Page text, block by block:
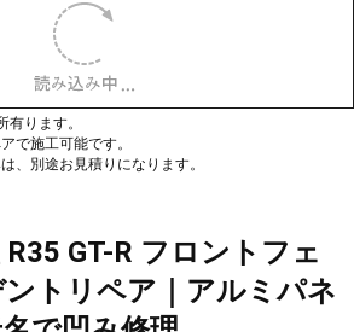
リアドア ドアパンチ凹
施工｜神奈川県海老名
る凹みです。